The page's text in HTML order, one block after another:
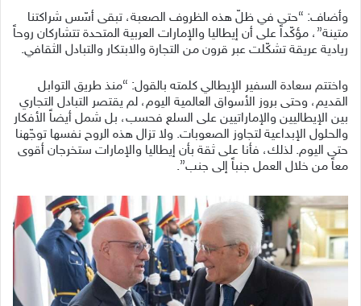
وأضاف: “حتى في ظلّ هذه الظروف الصعبة، تبقى أسّس شراكتنا
متينة”، مؤكّداً على أن إيطاليا والإمارات العربية المتحدة تتشاركان روحاً
ريادية عريقة تشكّلت عبر قرون من التجارة والابتكار والتبادل الثقافي.
واختتم سعادة السفير الإيطالي كلمته بالقول: “منذ طريق التوابل
القديم، وحتى بروز الأسواق العالمية اليوم، لم يقتصر التبادل التجاري
بين الإيطاليين والإماراتيين على السلع فحسب، بل شمل أيضاً الأفكار
والحلول الإبداعية لتجاوز الصعوبات. ولا تزال هذه الروح نفسها توجّهنا
حتى اليوم. لذلك، فأنا على ثقة بأن إيطاليا والإمارات ستخرجان أقوى
معاً من خلال العمل جنباً إلى جنب”.